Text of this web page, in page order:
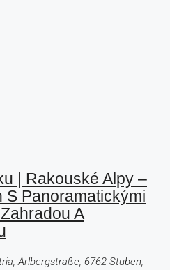
| Rakouské Alpy –
S Panoramatickými
A
Arlbergstraße, 6762 Stuben,